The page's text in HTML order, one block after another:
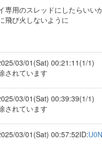
専用のスレッドにしたらいいか
飛び火しないように
03/01(Sat) 00:21:11 (1/1)
されています
03/01(Sat) 00:39:39(1/1)
されています
03/01(Sat) 00:57:52ID: